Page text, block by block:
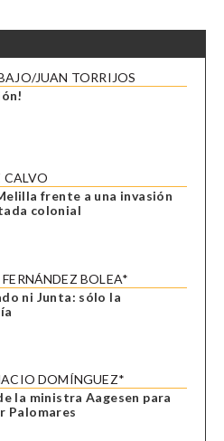
JUAN TORRIJOS
CALVO
frente a una invasión
colonial
BOLEA*
ni Junta: sólo la
DOMÍNGUEZ*
la ministra Aagesen para
Palomares